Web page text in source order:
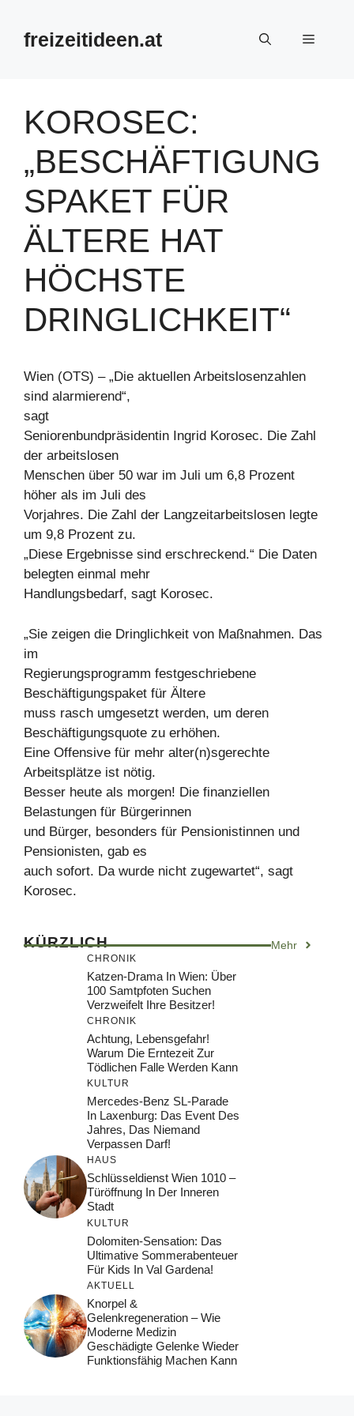
Inhalt
springenfreizeitideen.at Menü
KOROSEC:
„BESCHÄFTIGUNG
SPAKET FÜR
ÄLTERE HAT
HÖCHSTE
DRINGLICHKEIT“
Wien (OTS) – „Die aktuellen Arbeitslosenzahlen
sind alarmierend“,
sagt
Seniorenbundpräsidentin Ingrid Korosec. Die Zahl
der arbeitslosen
Menschen über 50 war im Juli um 6,8 Prozent
höher als im Juli des
Vorjahres. Die Zahl der Langzeitarbeitslosen legte
um 9,8 Prozent zu.
„Diese Ergebnisse sind erschreckend.“ Die Daten
belegten einmal mehr
Handlungsbedarf, sagt Korosec.
„Sie zeigen die Dringlichkeit von Maßnahmen. Das
im
Regierungsprogramm festgeschriebene
Beschäftigungspaket für Ältere
muss rasch umgesetzt werden, um deren
Beschäftigungsquote zu erhöhen.
Eine Offensive für mehr alter(n)sgerechte
Arbeitsplätze ist nötig.
Besser heute als morgen! Die finanziellen
Belastungen für Bürgerinnen
und Bürger, besonders für Pensionistinnen und
Pensionisten, gab es
auch sofort. Da wurde nicht zugewartet“, sagt
Korosec.
KÜRZLICH Mehr
CHRONIK
Katzen-Drama In Wien: Über
100 Samtpfoten Suchen
Verzweifelt Ihre Besitzer!
CHRONIK
Achtung, Lebensgefahr!
Warum Die Erntezeit Zur
Tödlichen Falle Werden Kann
KULTUR
Mercedes-Benz SL-Parade
In Laxenburg: Das Event Des
Jahres, Das Niemand
Verpassen Darf!
HAUS
Schlüsseldienst Wien 1010 –
Türöffnung In Der Inneren
Stadt
KULTUR
Dolomiten-Sensation: Das
Ultimative Sommerabenteuer
Für Kids In Val Gardena!
AKTUELL
Knorpel &
Gelenkregeneration – Wie
Moderne Medizin
Geschädigte Gelenke Wieder
Funktionsfähig Machen Kann